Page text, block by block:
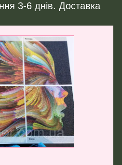
3-6 днів. Доставка